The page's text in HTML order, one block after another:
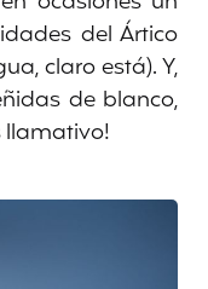
del Ártico
claro está). Y,
de blanco,
llamativo!